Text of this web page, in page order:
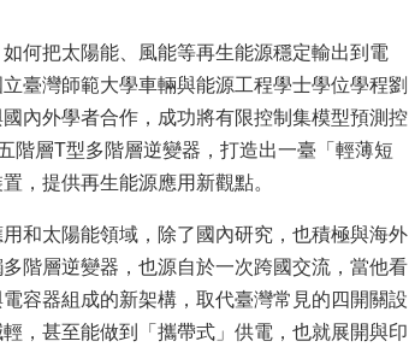
何把太陽能、風能等再生能源穩定輸出到電
臺灣師範大學車輛與能源工程學士學位學程劉
內外學者合作，成功將有限控制集模型預測控
階層T型多階層逆變器，打造出一臺「輕薄短
，提供再生能源應用新觀點。
和太陽能領域，除了國內研究，也積極與海外
階層逆變器，也源自於一次跨國交流，當他看
容器組成的新架構，取代臺灣常見的四開關設
，甚至能做到「攜帶式」供電，也就展開與印